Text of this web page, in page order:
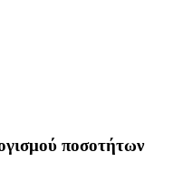
ποσοτήτων